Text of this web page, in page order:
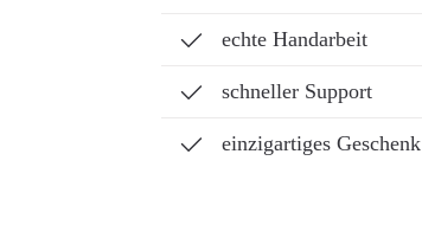
echte Handarbeit
schneller Support
einzigartiges Geschenk